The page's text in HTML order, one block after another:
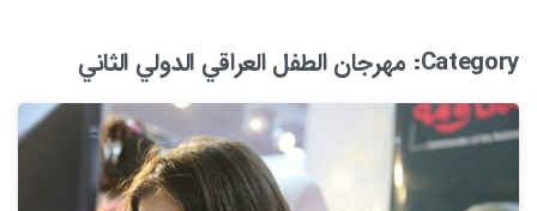
Category: مهرجان الطفل العراقي الدولي الثاني